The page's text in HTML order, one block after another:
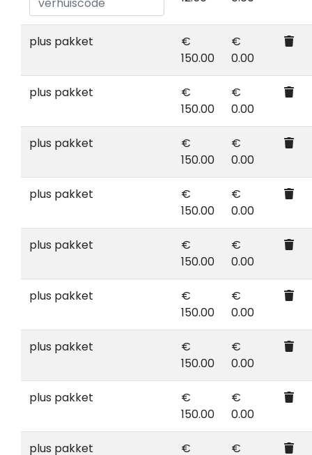
plus pakket
€
150.00
€
0.00
plus pakket
€
150.00
€
0.00
plus pakket
€
150.00
€
0.00
plus pakket
€
150.00
€
0.00
plus pakket
€
150.00
€
0.00
plus pakket
€
150.00
€
0.00
plus pakket
€
150.00
€
0.00
plus pakket
€
150.00
€
0.00
plus pakket € €